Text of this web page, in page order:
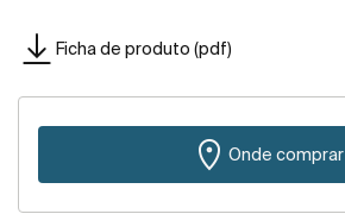
Ficha de produto (pdf)
Onde comprar